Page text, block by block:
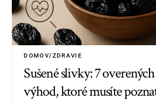
DOMOV/ZDRAVIE
Sušené slivky: 7
výhod, ktoré musíte